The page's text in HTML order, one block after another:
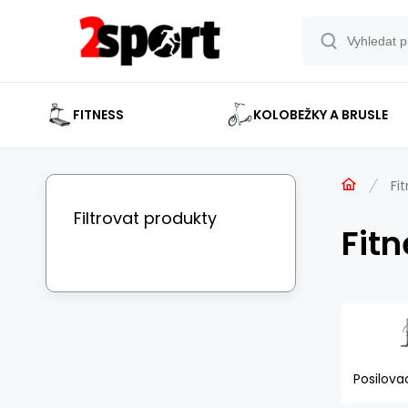
FITNESS KOLOBEŽKY A BRUSLE
Filtrovat produkty